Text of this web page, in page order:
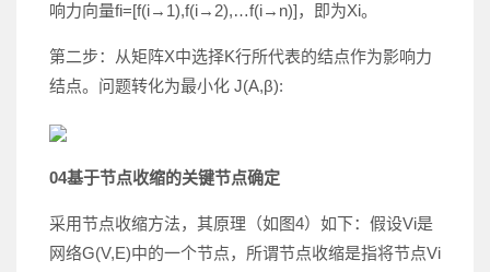
响力向量fi=[f(i→1),f(i→2),…f(i→n)]，即为Xi。
第二步：从矩阵X中选择K行所代表的结点作为影响力
结点。问题转化为最小化 J(A,β):
04基于节点收缩的关键节点确定
采用节点收缩方法，其原理（如图4）如下：假设Vi是
网络G(V,E)中的一个节点，所谓节点收缩是指将节点Vi